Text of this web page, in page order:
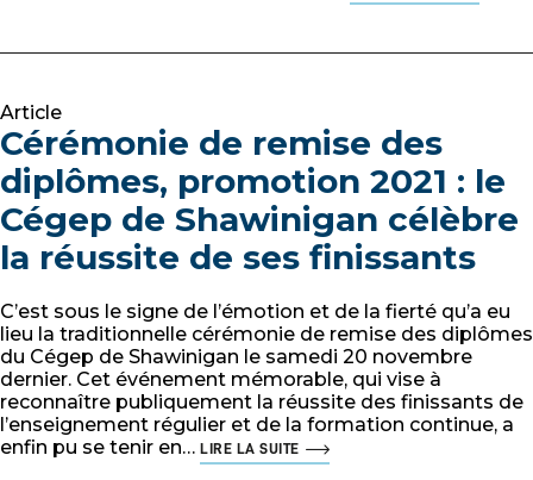
Article
Cérémonie de remise des
diplômes, promotion 2021 : le
Cégep de Shawinigan célèbre
la réussite de ses finissants
C’est sous le signe de l’émotion et de la fierté qu’a eu
lieu la traditionnelle cérémonie de remise des diplômes
du Cégep de Shawinigan le samedi 20 novembre
dernier. Cet événement mémorable, qui vise à
reconnaître publiquement la réussite des finissants de
l’enseignement régulier et de la formation continue, a
enfin pu se tenir en… LIRE LA SUITE